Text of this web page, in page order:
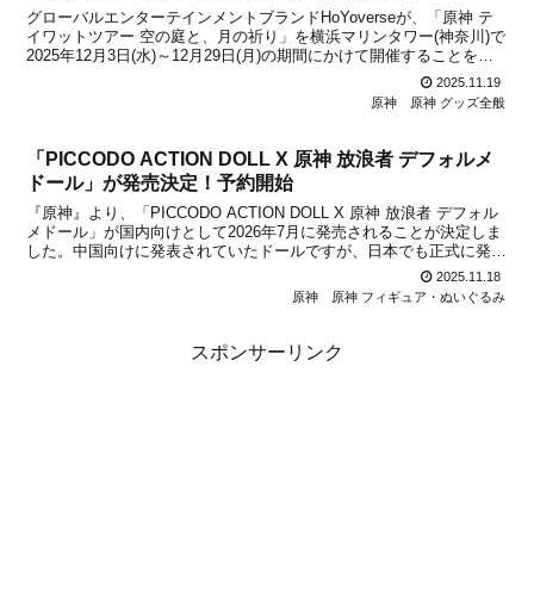
グローバルエンターテインメントブランドHoYoverseが、「原神 テ
イワットツアー 空の庭と、月の祈り」を横浜マリンタワー(神奈川)で
2025年12月3日(水)～12月29日(月)の期間にかけて開催することを発
表しました。すでに梅田スカイビル・空中庭園展望台(大阪)のイベン
2025.11.19
原神
原神 グッズ全般
「PICCODO ACTION DOLL X 原神 放浪者 デフォルメ
ドール」が発売決定！予約開始
『原神』より、「PICCODO ACTION DOLL X 原神 放浪者 デフォル
メドール」が国内向けとして2026年7月に発売されることが決定しま
した。中国向けに発表されていたドールですが、日本でも正式に発売
が決定！本日2025年11月18日より、予約受付も順次開始になるとの
2025.11.18
原神
原神 フィギュア・ぬいぐるみ
スポンサーリンク